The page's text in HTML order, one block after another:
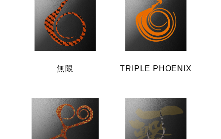
無限 TRIPLE PHOENIX